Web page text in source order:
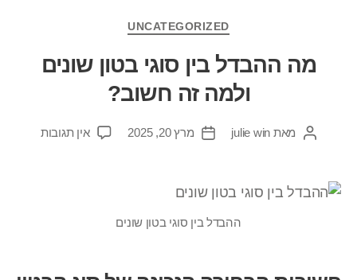
UNCATEGORIZED
מה ההבדל בין סוגי בטון שונים
ולמה זה חשוב?
מאת julie win מרץ 20, 2025 אין תגובות
ההבדל בין סוגי בטון שונים